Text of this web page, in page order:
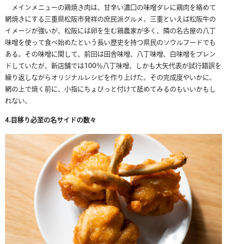
メインメニューの鶏焼き肉は、甘辛い濃口の味噌ダレに鶏肉を絡めて
網焼きにする三重県松阪市発祥の庶民派グルメ。三重といえば松阪牛の
イメージが強いが、松阪には卵を生む鶏農家が多く、隣の名古屋の八丁
味噌を使って食べ始めたという長い歴史を持つ県民のソウルフードでも
ある。その味噌に関して、前回は田舎味噌、八丁味噌、白味噌をブレン
ドしていたが、新店舗では100％八丁味噌、しかも大矢代表が試行錯誤を
繰り返しながらオリジナルレシピを作り上げた。その完成度やいかに。
網の上で焼く前に、小指にちょびっと付けて舐めてみるのもいいかもし
れない。
4.目移り必至の名サイドの数々